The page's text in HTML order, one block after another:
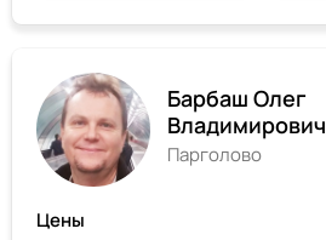
Барбаш Олег
Владимирович
Парголово
Цены